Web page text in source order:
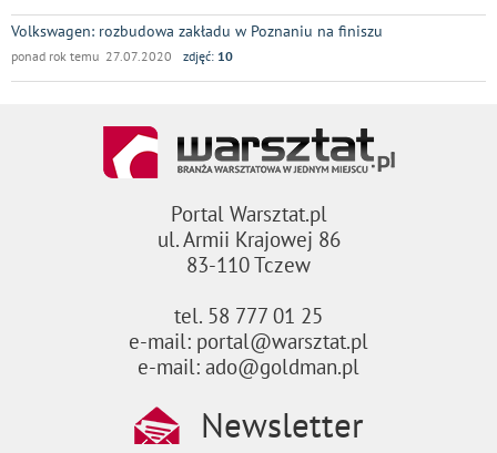
Volkswagen: rozbudowa zakładu w Poznaniu na finiszu
ponad rok temu 27.07.2020 zdjęć: 10
Portal Warsztat.pl
ul. Armii Krajowej 86
83-110 Tczew
tel. 58 777 01 25
e-mail: portal@warsztat.pl
e-mail: ado@goldman.pl
Newsletter